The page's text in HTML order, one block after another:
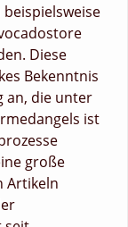
Diese
Bekenntnis
an, die unter
ist
große
Artikeln